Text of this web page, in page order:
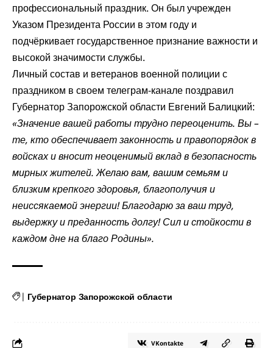
профессиональный праздник. Он был учрежден
Указом Президента России в этом году и
подчёркивает государственное признание важности и
высокой значимости службы.
Личный состав и ветеранов военной полиции с
праздником в своем телеграм-канале поздравил
Губернатор Запорожской области Евгений Балицкий:
«Значение вашей работы трудно переоценить. Вы –
те, кто обеспечивает законность и правопорядок в
войсках и вносит неоценимый вклад в безопасность
мирных жителей. Желаю вам, вашим семьям и
близким крепкого здоровья, благополучия и
неиссякаемой энергии! Благодарю за ваш труд,
выдержку и преданность долгу! Сил и стойкости в
каждом дне на благо Родины».
| Губернатор Запорожской области
VKontakte